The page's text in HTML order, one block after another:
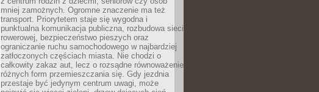
mniej zamożnych. Ogromne znaczenie ma też
transport. Priorytetem staje się wygodna i
punktualna komunikacja publiczna, rozbudowa sieci
rowerowej, bezpieczeństwo pieszych oraz
ograniczanie ruchu samochodowego w najbardziej
zatłoczonych częściach miasta. Nie chodzi o
całkowity zakaz aut, lecz o rozsądne równoważenie
różnych form przemieszczania się. Gdy jezdnia
przestaje być jedynym centrum uwagi, może